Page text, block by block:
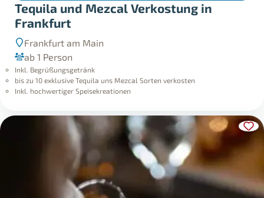
Tequila und Mezcal Verkostung in
Frankfurt
Frankfurt am Main
ab 1 Person
Inkl. Begrüßungsgetränk
bis zu 10 exklusive Tequila uns Mezcal Sorten verkosten
Inkl. hochwertiger Speisekreationen